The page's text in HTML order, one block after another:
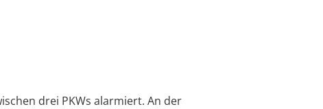
drei PKWs alarmiert. An der